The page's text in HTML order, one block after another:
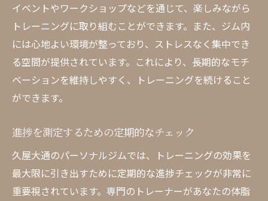
イベントやワークショップなどを通じて、楽しみながら
トレーニングに取り組むことができます。また、ジム内
には心地よい環境が整っており、ストレスなく集中でき
る空間が提供されています。これにより、長期的なモチ
ベーションを維持しやすく、トレーニングを続けること
ができます。
進捗を測定するための定期的なチェック
久屋大通のパーソナルジムでは、トレーニングの効果を
最大限に引き出すために定期的な進捗チェックが非常に
重要視されています。専門のトレーナーがあなたの体脂